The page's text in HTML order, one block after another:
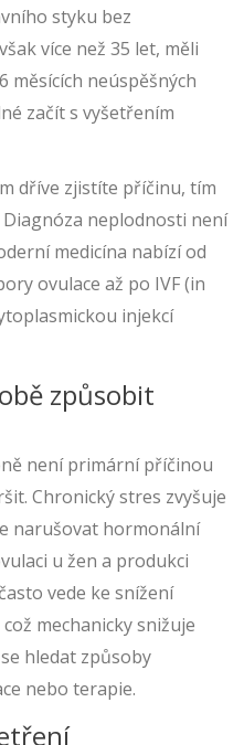
styku bez
více než 35 let, měli
měsících neúspěšných
začít s vyšetřením
dříve zjistíte příčinu, tím
neplodnosti není
medicína nabízí od
ovulace až po IVF (in
injekcí
způsobit
není primární příčinou
Chronický stres zvyšuje
narušovat hormonální
u žen a produkci
vede ke snížení
mechanicky snižuje
hledat způsoby
nebo terapie.